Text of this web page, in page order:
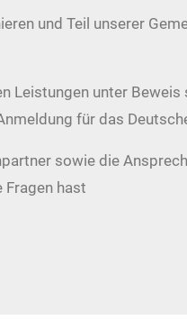
und Teil unserer
Leistungen unter Beweis
für das
sowie die
Fragen hast